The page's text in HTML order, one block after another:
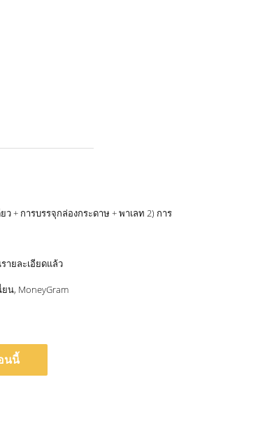
ว + การบรรจุกล่องกระดาษ + พาเลท 2) การ
ายละเอียดแล้ว
ยน, MoneyGram
นนี้